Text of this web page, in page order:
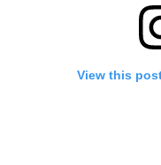
View this